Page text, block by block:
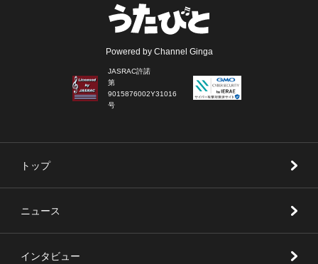
Powered by Channel Ginga
JASRAC許諾
第
9015876002Y31016
号
トップ
ニュース
インタビュー